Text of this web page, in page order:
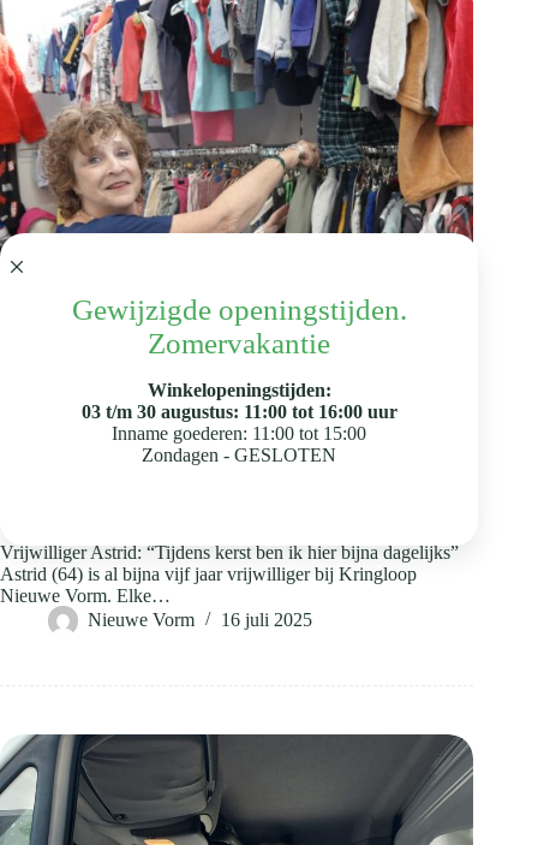
Gewijzigde openingstijden.
Zomervakantie
Winkelopeningstijden:
03 t/m 30 augustus: 11:00 tot 16:00 uur
Inname goederen: 11:00 tot 15:00
Zondagen - GESLOTEN
Achter de schermen,Vacatures & Vrijwilligerswerk
Vrijwilliger Astrid: “Tijdens kerst ben ik hier bijna dagelijks”
Astrid (64) is al bijna vijf jaar vrijwilliger bij Kringloop
Nieuwe Vorm. Elke…
Nieuwe Vorm
16 juli 2025